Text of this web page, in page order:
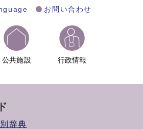
お問い合わせ
公共施設 行政情報
辞典